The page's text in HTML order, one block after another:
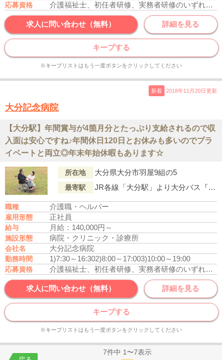
応募資格 介護福祉士、初任者研修、実務者研修のいずれかの資格をお持ちの方
求人に問い合わせ（無料） 詳細を見る
キープする
※キープリストはもう一度ボタンをクリックしてください
新着 2018年11月20日更新
大分記念病院
【大分駅】年間賞与が4箇月分とたっぷり支給されるので収
入面は安心ですね♪年間休日120日とお休みも多いのでプラ
イベートと両立◎年末年始休暇もあります☆
所在地 大分県大分市羽屋9組の5
最寄駅 JR各線「大分駅」より大分バス『県立病院』行「稲葉」下車徒歩1分
職種 介護職・ヘルパー
雇用形態 正社員
給与 月給：140,000円～
施設形態 病院・クリニック・診療所
会社名 大分記念病院
勤務時間 1)7:30～16:302)8:00～17:003)10:00～19:00
応募資格 介護福祉士、初任者研修、実務者研修のいずれかの資格をお持ちの方
求人に問い合わせ（無料） 詳細を見る
キープする
※キープリストはもう一度ボタンをクリックしてください
7件中 1〜7表示